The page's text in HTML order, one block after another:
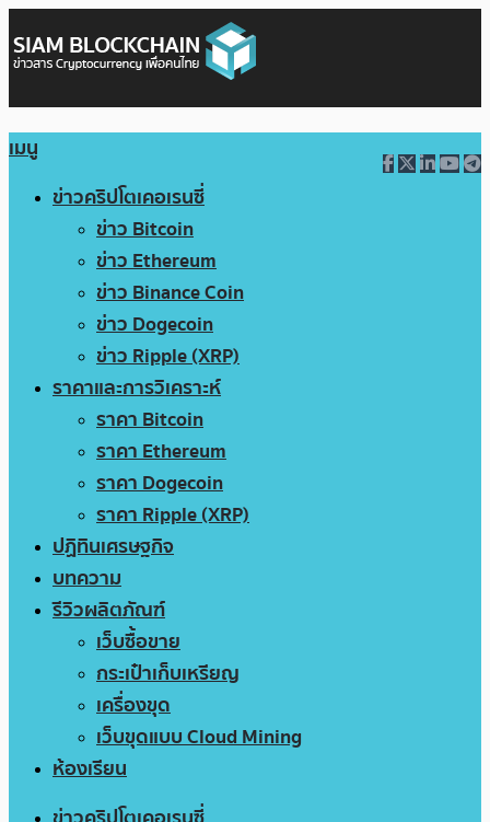
เมนู
ข่าวคริปโตเคอเรนซี่
ข่าว Bitcoin
ข่าว Ethereum
ข่าว Binance Coin
ข่าว Dogecoin
ข่าว Ripple (XRP)
ราคาและการวิเคราะห์
ราคา Bitcoin
ราคา Ethereum
ราคา Dogecoin
ราคา Ripple (XRP)
ปฏิทินเศรษฐกิจ
บทความ
รีวิวผลิตภัณฑ์
เว็บซื้อขาย
กระเป๋าเก็บเหรียญ
เครื่องขุด
เว็บขุดแบบ Cloud Mining
ห้องเรียน